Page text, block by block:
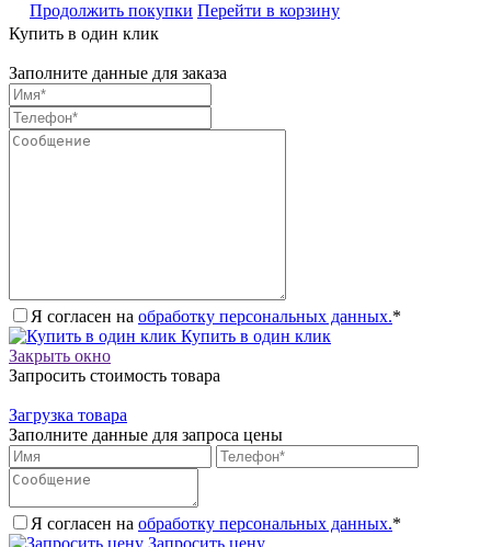
Продолжить покупки Перейти в корзину
Купить в один клик
Заполните данные для заказа
Я согласен на обработку персональных данных.*
Купить в один клик
Закрыть окно
Запросить стоимость товара
Загрузка товара
Заполните данные для запроса цены
Я согласен на обработку персональных данных.*